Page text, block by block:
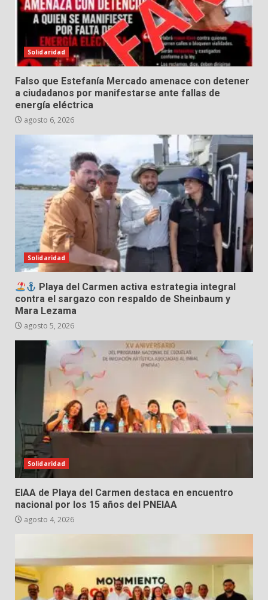
Solidaridad
Falso que Estefanía Mercado amenace con detener
a ciudadanos por manifestarse ante fallas de
energía eléctrica
agosto 6, 2026
Solidaridad
Playa del Carmen activa estrategia integral
contra el sargazo con respaldo de Sheinbaum y
Mara Lezama
agosto 5, 2026
Solidaridad
EIAA de Playa del Carmen destaca en encuentro
nacional por los 15 años del PNEIAA
agosto 4, 2026